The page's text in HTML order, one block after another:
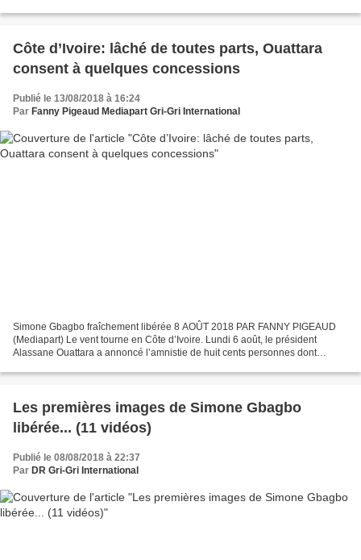
Côte d’Ivoire: lâché de toutes parts, Ouattara
consent à quelques concessions
Publié le 13/08/2018 à 16:24
Par Fanny Pigeaud Mediapart Gri-Gri International
Simone Gbagbo fraîchement libérée 8 AOÛT 2018 PAR FANNY PIGEAUD
(Mediapart) Le vent tourne en Côte d’Ivoire. Lundi 6 août, le président
Alassane Ouattara a annoncé l’amnistie de huit cents personnes dont
Les premières images de Simone Gbagbo
libérée... (11 vidéos)
Publié le 08/08/2018 à 22:37
Par DR Gri-Gri International